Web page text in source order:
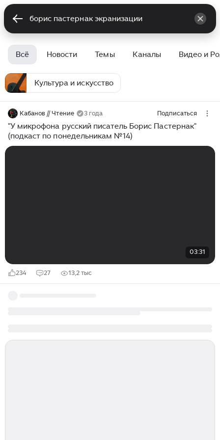
Всё Новости Темы Каналы Видео и
Культура и искусство
Кабанов // Чтение 3 года Подписаться
"У микрофона русский писатель Борис Пастернак"
(подкаст по понедельникам №14)
03:31
234 27 13,2 тыс